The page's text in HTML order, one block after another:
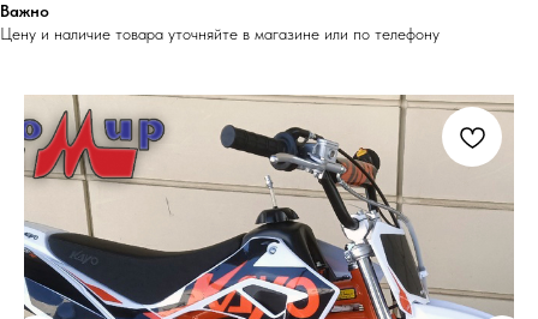
Важно
Цену и наличие товара уточняйте в магазине или по телефону